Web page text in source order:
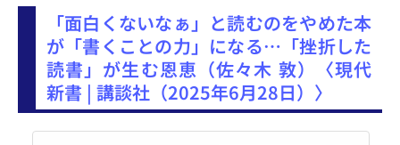
「面白くないなぁ」と読むのをやめた本
が「書くことの力」になる…「挫折した
読書」が生む恩恵（佐々木 敦）〈現代
新書 | 講談社（2025年6月28日）〉